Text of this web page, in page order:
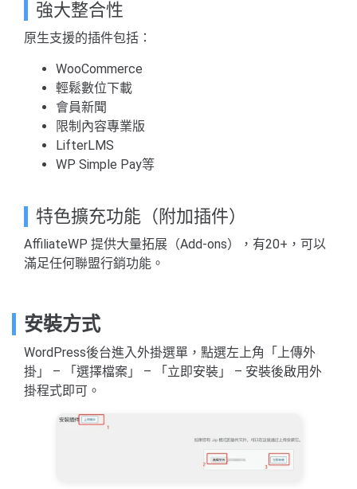
強大整合性
原生支援的插件包括：
WooCommerce
輕鬆數位下載
會員新聞
限制內容專業版
LifterLMS
WP Simple Pay等
特色擴充功能（附加插件）
AffiliateWP 提供大量拓展（Add-ons），有20+，可以
滿足任何聯盟行銷功能。
安裝方式
WordPress後台進入外掛選單，點選左上角「上傳外
掛」 – 「選擇檔案」 – 「立即安裝」 – 安裝後啟用外
掛程式即可。